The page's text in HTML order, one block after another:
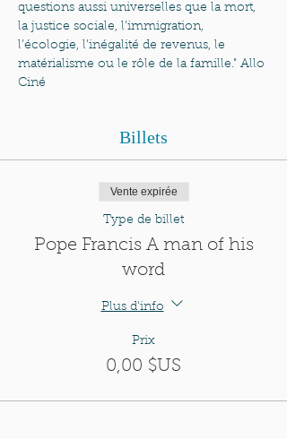
questions aussi universelles que la mort,
la justice sociale, l’immigration,
l’écologie, l’inégalité de revenus, le
matérialisme ou le rôle de la famille." Allo
Ciné
Billets
Vente expirée
Type de billet
Pope Francis A man of his
word
Plus d'info
Prix
0,00 $US